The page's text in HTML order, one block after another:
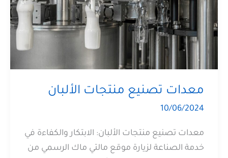
معدات تصنيع منتجات الألبان
10/06/2024
معدات تصنيع منتجات الألبان: الابتكار والكفاءة في
خدمة الصناعة لزيارة موقع مالتي ماك الرسمي من